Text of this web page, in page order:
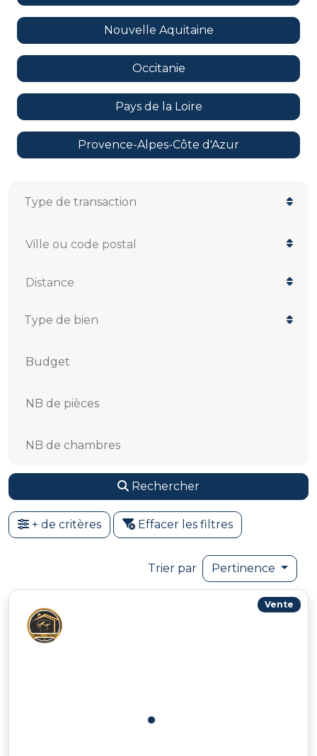
Nouvelle Aquitaine
Occitanie
Pays de la Loire
Provence-Alpes-Côte d'Azur
Ville ou code postal
Distance
Budget
NB de pièces
NB de chambres
Rechercher
+ de critères Effacer les filtres
Trier par Pertinence
Vente